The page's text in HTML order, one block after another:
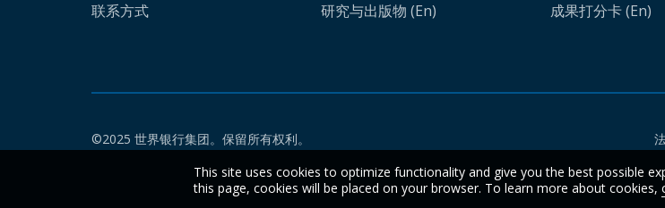
联系方式
研究与出版物 (En)
成果打分卡 (En)
©2025 世界银行集团。保留所有权利。
This site uses cookies to optimize functionality and give you the best possible
this page, cookies will be placed on your browser. To learn more about cookies,